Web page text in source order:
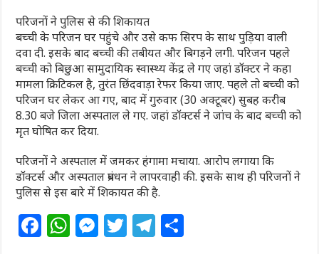
परिजनों ने पुलिस से की शिकायत
बच्ची के परिजन घर पहुंचे और उसे कफ सिरप के साथ पुड़िया वाली
दवा दी. इसके बाद बच्ची की तबीयत और बिगड़ने लगी. परिजन पहले
बच्ची को बिछुआ सामुदायिक स्वास्थ्य केंद्र ले गए जहां डॉक्टर ने कहा
मामला क्रिटिकल है, तुरंत छिंदवाड़ा रेफर किया जाए. पहले तो बच्ची को
परिजन घर लेकर आ गए, बाद में गुरुवार (30 अक्टूबर) सुबह करीब
8.30 बजे जिला अस्पताल ले गए. जहां डॉक्टर्स ने जांच के बाद बच्ची को
मृत घोषित कर दिया.
परिजनों ने अस्पताल में जमकर हंगामा मचाया. आरोप लगाया कि
डॉक्टर्स और अस्पताल प्रबंधन ने लापरवाही की. इसके साथ ही परिजनों ने
पुलिस से इस बारे में शिकायत की है.
F W M T T